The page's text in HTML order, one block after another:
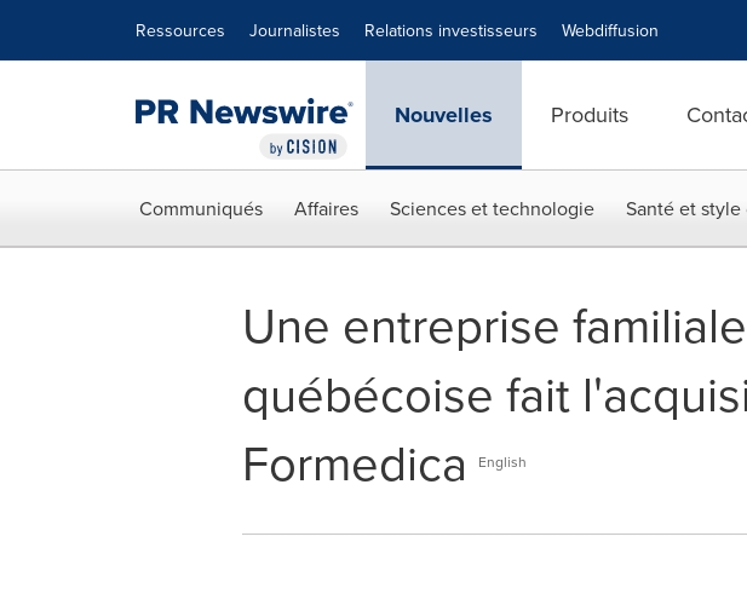
Ressources Journalistes Relations investisseurs Webdiffusion
Nouvelles Produits
Communiqués Affaires Sciences et technologie Santé et
Une entreprise familiale
québécoise fait
Formedica
English